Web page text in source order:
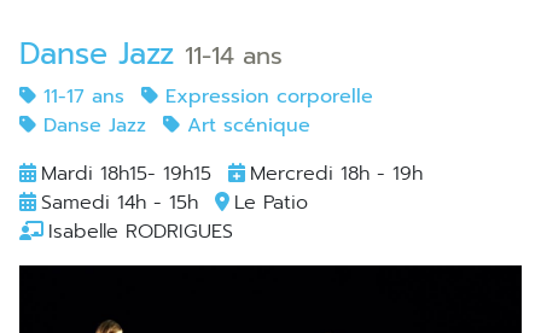
Danse Jazz 11-14 ans
11-17 ans
Expression corporelle
Danse Jazz
Art scénique
Mardi 18h15- 19h15
Mercredi 18h - 19h
Samedi 14h - 15h
Le Patio
Isabelle RODRIGUES